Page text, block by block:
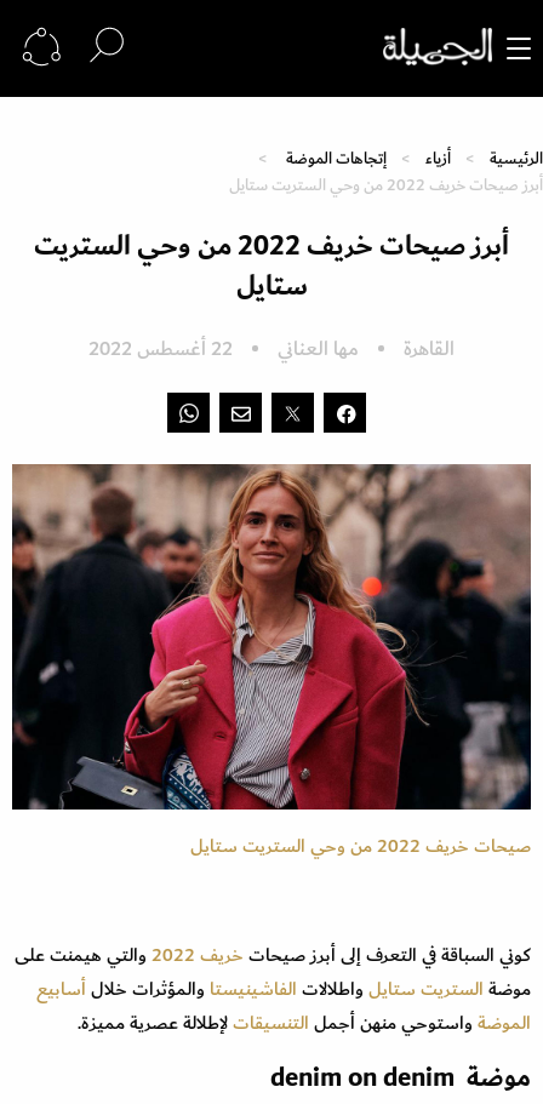
الرئيسية أزياء
إتجاهات الموضة
أبرز صيحات خريف 2022 من وحي الستريت ستايل
أبرز صيحات خريف 2022 من وحي الستريت
ستايل
القاهرة مها العناني 22 أغسطس 2022
صيحات خريف 2022 من وحي الستريت ستايل
كوني السباقة في التعرف إلى أبرز صيحاتخريف 2022
والتي هيمنت على
موضةالستريت ستايلواطلالاتالفاشينيستا والمؤثرات خلالأسابيع
الموضةواستوحي منهن أجملالتنسيقاتلإطلالة عصرية مميزة.
موضة denim on denim